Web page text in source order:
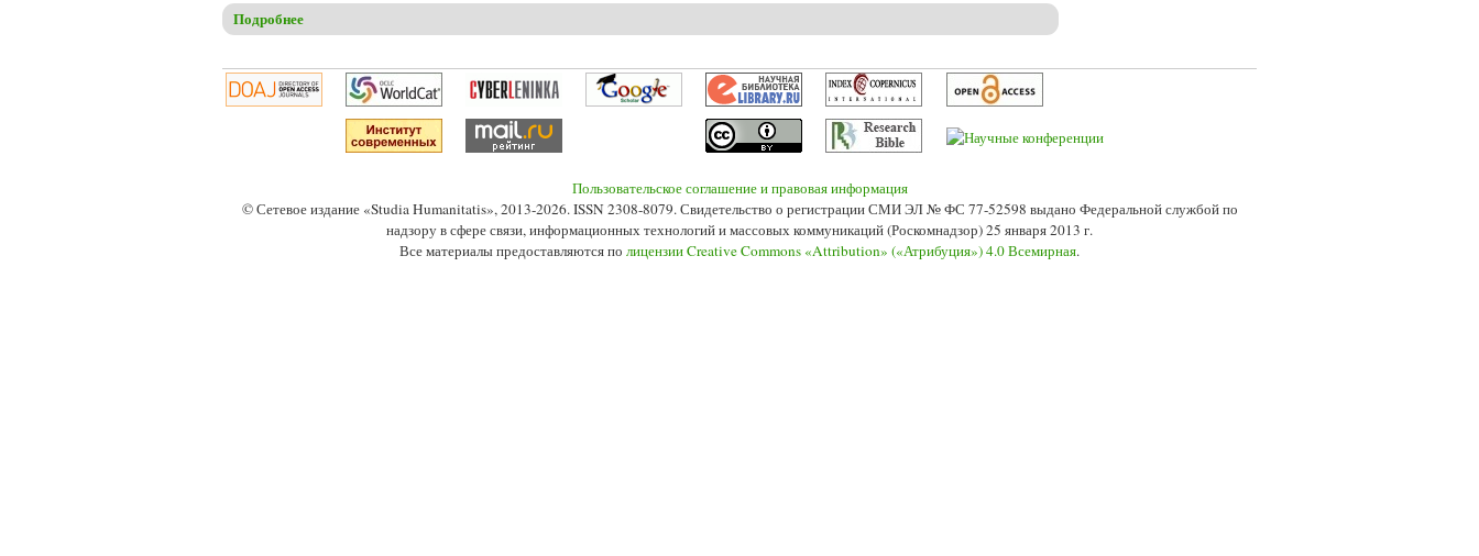
Подробнее
Пользовательское соглашение и правовая информация
© Сетевое издание «Studia Humanitatis», 2013-2026. ISSN 2308-8079. Свидетельство о регистрации СМИ ЭЛ № ФС 77-52598 выдано Федеральной службой по
надзору в сфере связи, информационных технологий и массовых коммуникаций (Роскомнадзор) 25 января 2013 г.
Все материалы предоставляются по лицензии Creative Commons «Attribution» («Атрибуция») 4.0 Всемирная.